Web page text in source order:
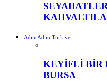
Adım Adım Türkiye
KEYİFLİ BİR
BURSA